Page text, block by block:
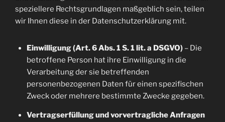
speziellere Rechtsgrundlagen maßgeblich sein, teilen
wir Ihnen diese in der Datenschutzerklärung mit.
Einwilligung (Art. 6 Abs. 1 S. 1 lit. a DSGVO)– Die
betroffene Person hat ihre Einwilligung in die
Verarbeitung der sie betreffenden
personenbezogenen Daten für einen spezifischen
Zweck oder mehrere bestimmte Zwecke gegeben.
Vertragserfüllung und vorvertragliche Anfragen